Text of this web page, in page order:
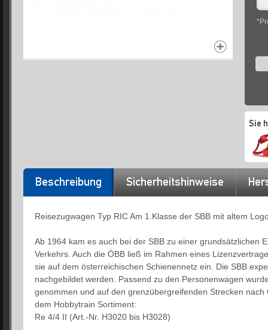
Sie
Beschreibung Sicherheitshinweise
Reisezugwagen Typ RIC Am 1.Klasse der SBB mit altem
Ab 1964 kam es auch bei der SBB zu einer grundsätzlichen
Verkehrs. Auch die ÖBB ließ im Rahmen eines
sie auf dem österreichischen Schienennetz ein. Die SBB
nachgebildet werden. Passend zu den Personenwagen
genommen und auf den grenzübergreifenden Strecken
dem Hobbytrain Sortiment:
Re 4/4 II (Art.-Nr. H3020 bis H3028)